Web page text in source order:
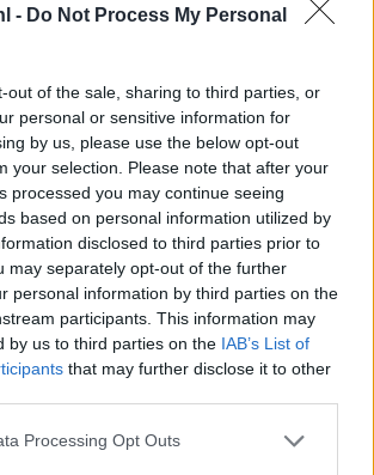
- Do Not Process My Personal
out of the sale, sharing to third parties, or
personal or sensitive information for
by us, please use the below opt-out
your selection. Please note that after your
processed you may continue seeing
based on personal information utilized by
disclosed to third parties prior to
may separately opt-out of the further
personal information by third parties on the
participants. This information may
by us to third parties on the IAB’s List of
that may further disclose it to other
Processing Opt Outs
de spoedeisende hulp en had extreme
per direct stoppen met de
leek er op dat ik een allergische
Ik hoop dat de bijwerkingen /
minder word en me snel beter ga
de behandel arts aangeven dat ik erg
antibioticakuur en dat negeerde ze
0 reacties
| 25